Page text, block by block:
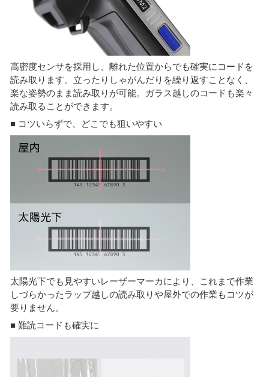
高密度センサを採用し、離れた位置からでも確実にコードを
読み取ります。立ったりしゃがんだりを繰り返すことなく、
楽な姿勢のまま読み取りが可能。ガラス越しのコードも楽々
読み取ることができます。
■ コツいらずで、どこでも狙いやすい
太陽光下でも見やすいレーザーマーカにより、これまで作業
しづらかったラップ越しの読み取りや屋外での作業もコツが
要りません。
■ 難読コードも確実に